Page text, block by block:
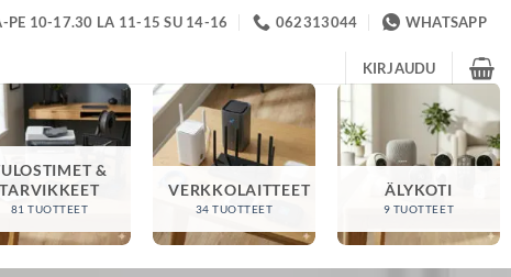
PE 10-17.30 LA 11-15 SU 14-16 062313044 WHATSAPP
KIRJAUDU
&
TARVIKKEET
81 TUOTTEET
VERKKOLAITTEET
34 TUOTTEET
ÄLYKOTI
9 TUOTTEET